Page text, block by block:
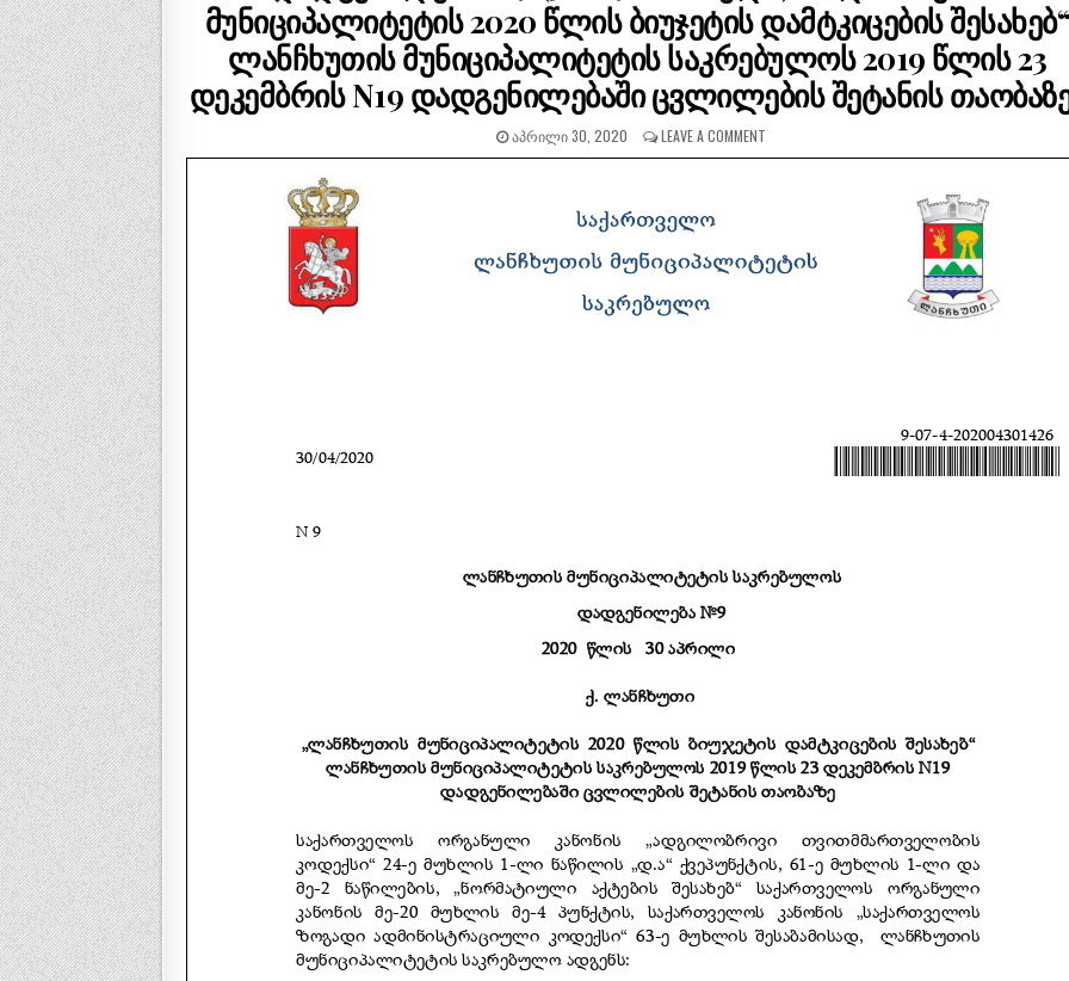
მუნიციპალიტეტის 2020 წლის ბიუჯეტის დამტკიცების
ლანჩხუთის მუნიციპალიტეტის საკრებულოს 2019 წლის 23
დეკემბრის N19 დადგენილებაში ცვლილების შეტანის
ᲐᲞᲠᲘᲚᲘ 30, 2020 LEAVE A COMMENT